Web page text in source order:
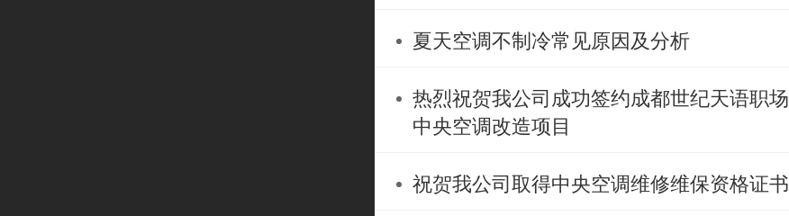
夏天空调不制冷常见原因及分析
热烈祝贺我公司成功签约成都世纪天语职场
中央空调改造项目
祝贺我公司取得中央空调维修维保资格证书